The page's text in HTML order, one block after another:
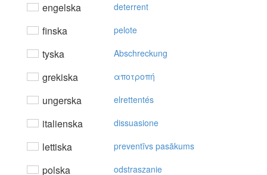
engelska deterrent
finska pelote
tyska Abschreckung
grekiska απoτρoπή
ungerska elrettentés
italienska dissuasione
lettiska preventīvs pasākums
polska odstraszanie